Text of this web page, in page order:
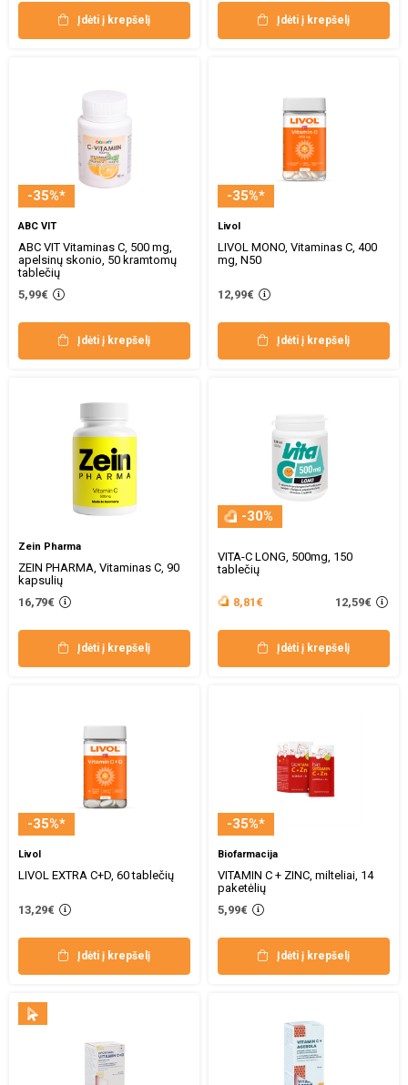
Įdėti į krepšelį Įdėti į krepšelį
-35%*
ABC VIT
ABC VIT Vitaminas C, 500 mg,
apelsinų skonio, 50 kramtomų
tablečių
5,99€
Įdėti į krepšelį
-35%*
Livol
LIVOL MONO, Vitaminas C, 400
mg, N50
12,99€
Įdėti į krepšelį
Zein Pharma
ZEIN PHARMA, Vitaminas C, 90
kapsulių
16,79€
Įdėti į krepšelį
-30%
VITA-C LONG, 500mg, 150
tablečių
8,81€ 12,59€
Įdėti į krepšelį
-35%*
Livol
LIVOL EXTRA C+D, 60 tablečių
13,29€
Įdėti į krepšelį
-35%*
Biofarmacija
VITAMIN C + ZINC, milteliai, 14
paketėlių
5,99€
Įdėti į krepšelį